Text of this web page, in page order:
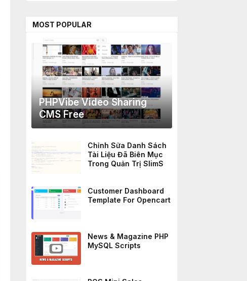
MOST POPULAR
PHPVibe Video Sharing
CMS Free
Chỉnh Sửa Danh Sách
Tài Liệu Đã Biên Mục
Trong Quản Trị SlimS
Customer Dashboard
Template For Opencart
News & Magazine PHP
MySQL Scripts